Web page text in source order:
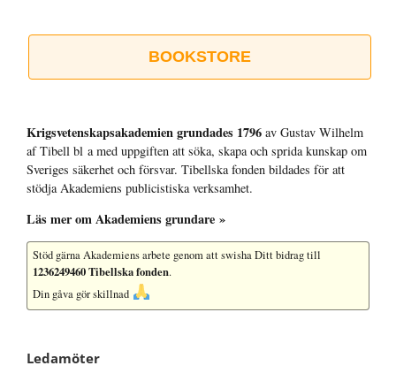
BOOKSTORE
Krigsvetenskap­sakademien grundades 1796 av Gustav Wilhelm
af Tibell bl a med uppgiften att söka, skapa och sprida kunskap om
Sveriges säkerhet och försvar. Tibellska fonden bildades för att
stödja Akademiens publicistiska verksamhet.
Läs mer om Akademiens grundare »
Stöd gärna Akademiens arbete genom att swisha Ditt bidrag till
1236249460 Tibellska fonden.
Din gåva gör skillnad
Ledamöter